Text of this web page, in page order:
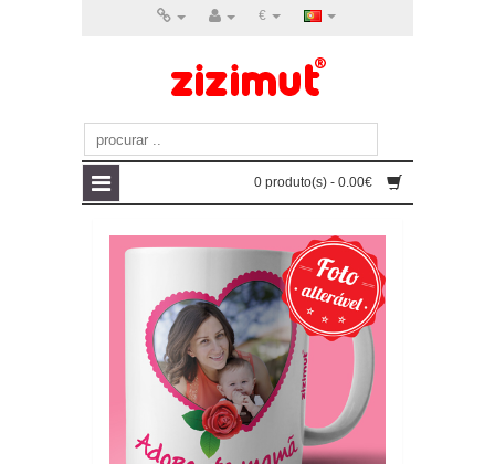
€
0 produto(s) - 0.00€